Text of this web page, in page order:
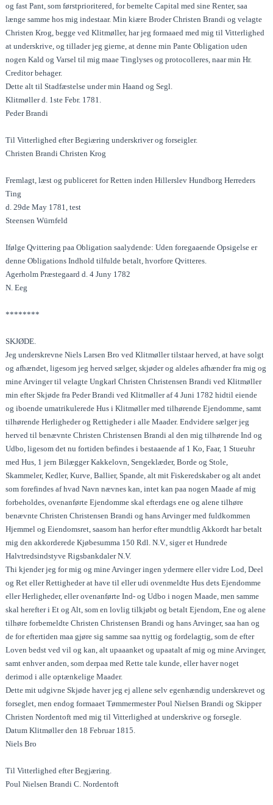
og fast Pant, som førstprioritered, for bemelte Capital med sine Renter, saa
længe samme hos mig indestaar. Min kiære Broder Christen Brandi og velagte
Christen Krog, begge ved Klitmøller, har jeg formaaed med mig til Vitterlighed
at underskrive, og tillader jeg gierne, at denne min Pante Obligation uden
nogen Kald og Varsel til mig maae Tinglyses og protocolleres, naar min Hr.
Creditor behager.
Dette alt til Stadfæstelse under min Haand og Segl.
Klitmøller d. 1ste Febr. 1781.
Peder Brandi
Til Vitterlighed efter Begiæring underskriver og forseigler.
Christen Brandi Christen Krog
Fremlagt, læst og publiceret for Retten inden Hillerslev Hundborg Herreders
Ting
d. 29de May 1781, test
Steensen Würnfeld
Ifølge Qvittering paa Obligation saalydende: Uden foregaaende Opsigelse er
denne Obligations Indhold tilfulde betalt, hvorfore Qvitteres.
Agerholm Præstegaard d. 4 Juny 1782
N. Eeg
********
SKJØDE.
Jeg underskrevne Niels Larsen Bro ved Klitmøller tilstaar herved, at have solgt
og afhændet, ligesom jeg herved sælger, skjøder og aldeles afhænder fra mig og
mine Arvinger til velagte Ungkarl Christen Christensen Brandi ved Klitmøller
min efter Skjøde fra Peder Brandi ved Klitmøller af 4 Juni 1782 hidtil eiende
og iboende umatrikulerede Hus i Klitmøller med tilhørende Ejendomme, samt
tilhørende Herligheder og Rettigheder i alle Maader. Endvidere sælger jeg
herved til benævnte Christen Christensen Brandi al den mig tilhørende Ind og
Udbo, ligesom det nu fortiden befindes i bestaaende af 1 Ko, Faar, 1 Stueuhr
med Hus, 1 jern Bilægger Kakkelovn, Sengeklæder, Borde og Stole,
Skammeler, Kedler, Kurve, Ballier, Spande, alt mit Fiskeredskaber og alt andet
som forefindes af hvad Navn nævnes kan, intet kan paa nogen Maade af mig
forbeholdes, ovenanførte Ejendomme skal efterdags ene og alene tilhøre
benævnte Christen Christensen Brandi og hans Arvinger med fuldkommen
Hjemmel og Eiendomsret, saasom han herfor efter mundtlig Akkordt har betalt
mig den akkorderede Kjøbesumma 150 Rdl. N.V., siger et Hundrede
Halvtredsindstyve Rigsbankdaler N.V.
Thi kjender jeg for mig og mine Arvinger ingen ydermere eller vidre Lod, Deel
og Ret eller Rettigheder at have til eller udi ovenmeldte Hus dets Ejendomme
eller Herligheder, eller ovenanførte Ind- og Udbo i nogen Maade, men samme
skal herefter i Et og Alt, som en lovlig tilkjøbt og betalt Ejendom, Ene og alene
tilhøre forbemeldte Christen Christensen Brandi og hans Arvinger, saa han og
de for eftertiden maa gjøre sig samme saa nyttig og fordelagtig, som de efter
Loven bedst ved vil og kan, alt upaaanket og upaatalt af mig og mine Arvinger,
samt enhver anden, som derpaa med Rette tale kunde, eller haver noget
derimod i alle optænkelige Maader.
Dette mit udgivne Skjøde haver jeg ej allene selv egenhændig underskrevet og
forseglet, men endog formaaet Tømmermester Poul Nielsen Brandi og Skipper
Christen Nordentoft med mig til Vitterlighed at underskrive og forsegle.
Datum Klitmøller den 18 Februar 1815.
Niels Bro
Til Vitterlighed efter Begjæring.
Poul Nielsen Brandi C. Nordentoft